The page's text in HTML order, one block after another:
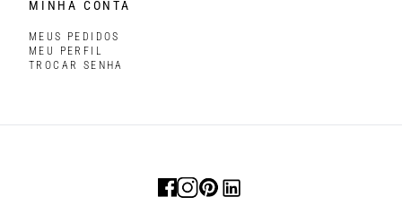
MINHA CONTA
MEUS PEDIDOS
MEU PERFIL
TROCAR SENHA